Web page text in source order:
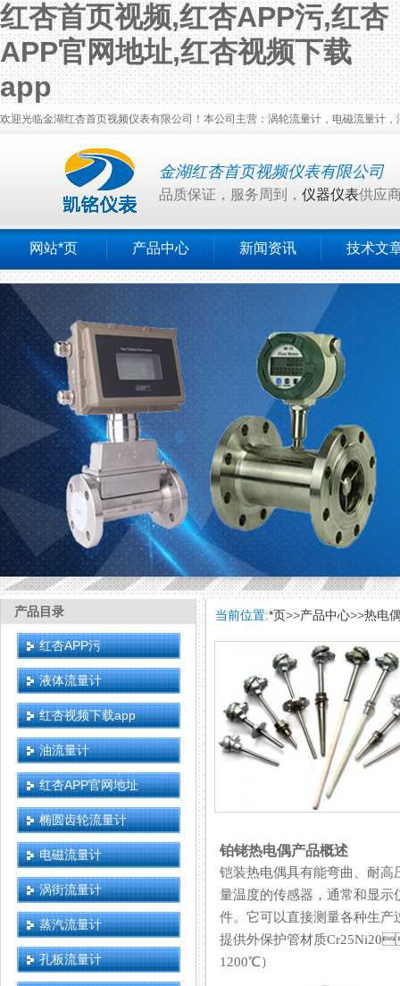
红杏首页视频,红杏APP污,红杏
APP官网地址,红杏视频下载
app
欢迎光临金湖红杏首页视频仪表有限公司！本公司主营：涡轮流量计，电磁流量计
金湖红杏首页视频仪表有限公司
品质保证，服务周到， 仪器仪表供应
网站*页 产品中心 新闻资讯 技术文
产品目录
红杏APP污
液体流量计
红杏视频下载app
油流量计
红杏APP官网地址
椭圆齿轮流量计
电磁流量计
涡街流量计
蒸汽流量计
孔板流量计
当前位置:*页>>产品中心>>热电
铂铑热电偶产品概述
铠装热电偶具有能弯曲、耐高
量温度的传感器，通常和显
件。它可以直接测量各种生
提供外保护管材质
1200℃）